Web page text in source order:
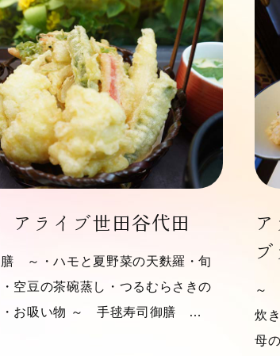
ライブ世田谷代田
～・ハモと夏野菜の天麩羅・旬
空豆の茶碗蒸し・つるむらさきの
・お吸い物 ～ 手毬寿司御膳 …
～
炊
母